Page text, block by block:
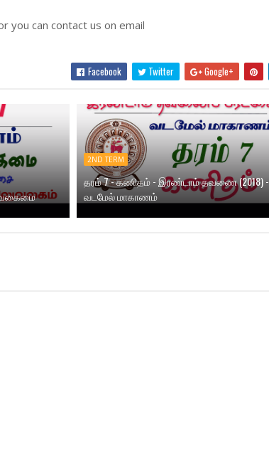
you can contact us on email
Facebook Twitter Google+
2ND TERM
தரம் 7 - கணிதம் - இரண்டாம் தவணை (2018) -
வடமேல் மாகாணம்